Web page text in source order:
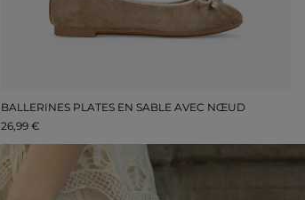
BALLERINES PLATES EN SABLE AVEC NŒUD
26,99 €